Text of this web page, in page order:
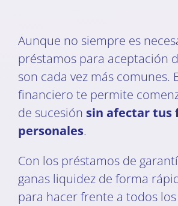
Aunque no siempre es
préstamos para aceptación
son cada vez más comunes.
financiero te permite
de sucesión sin afectar tus
personales.
Con los préstamos de
ganas liquidez de forma
para hacer frente a todos